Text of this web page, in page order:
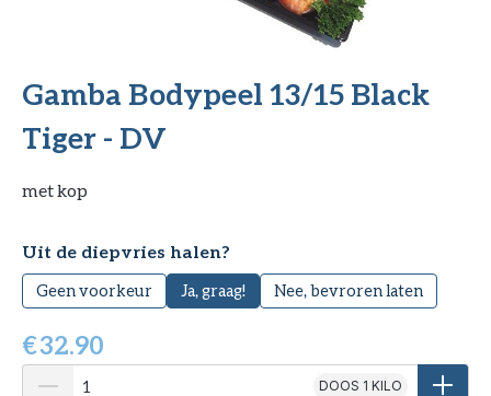
Gamba Bodypeel 13/15 Black
Tiger - DV
met kop
Selecteer
Uit de diepvries halen?
Geen voorkeur Ja, graag! Nee, bevroren laten
€32.90
DOOS 1 KILO